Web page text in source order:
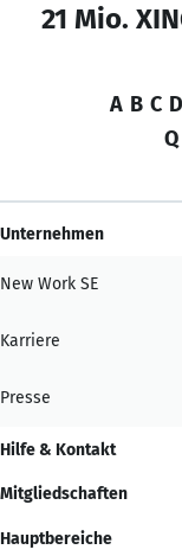
21 Mio.
A B C D
Q
Unternehmen
New Work SE
Karriere
Presse
Hilfe & Kontakt
Mitgliedschaften
Hauptbereiche